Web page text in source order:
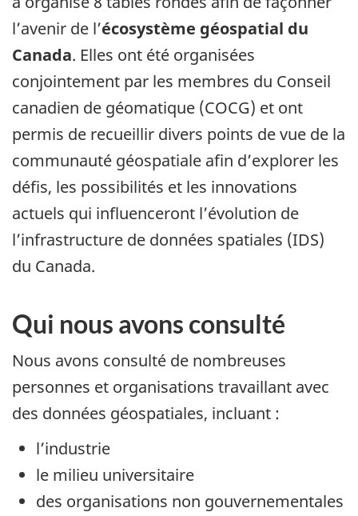
l’avenir de l’écosystème géospatial du
Canada. Elles ont été organisées
conjointement par les membres du Conseil
canadien de géomatique (COCG) et ont
permis de recueillir divers points de vue de la
communauté géospatiale afin d’explorer les
défis, les possibilités et les innovations
actuels qui influenceront l’évolution de
l’infrastructure de données spatiales (IDS)
du Canada.
Qui nous avons consulté
Nous avons consulté de nombreuses
personnes et organisations travaillant avec
des données géospatiales, incluant :
l’industrie
le milieu universitaire
des organisations non gouvernementales